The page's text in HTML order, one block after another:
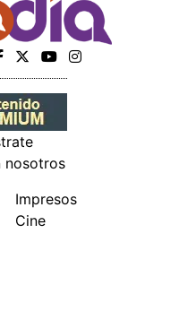
nosotros
Impresos
Cine